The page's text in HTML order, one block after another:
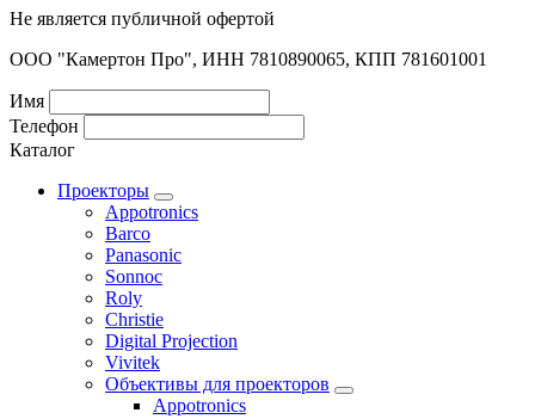
Не является публичной офертой
ООО "Камертон Про", ИНН 7810890065, КПП 781601001
Имя
Телефон
Каталог
Проекторы
Appotronics
Barco
Panasonic
Sonnoc
Roly
Christie
Digital Projection
Vivitek
Объективы для проекторов
Appotronics